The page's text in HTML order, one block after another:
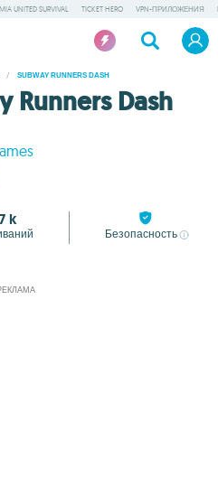
UNITED SURVIVAL TICKET HERO VPN-ПРИЛОЖЕНИЯ
/ SUBWAY RUNNERS DASH
Runners Dash
k
Безопасность